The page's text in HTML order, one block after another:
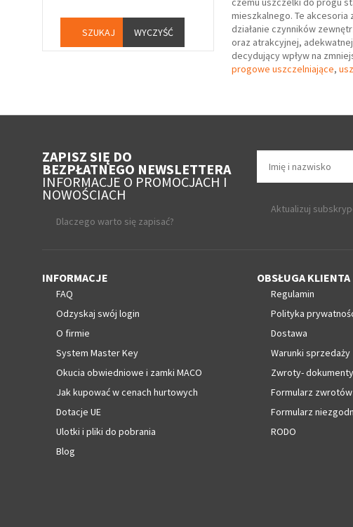
WYCZYŚĆ
mieszkalnego. Te
działanie czynników
oraz atrakcyjnej,
decydujący wpływ na
progowe uszczelniające,
ZAPISZ SIĘ DO
BEZPŁATNEGO NEWSLETTERA
INFORMACJE O PROMOCJACH I
NOWOŚCIACH
Dlaczego warto się zapisać?
Aktualizuj
INFORMACJE
FAQ
Odzyskaj swój login
O firmie
System Master Key
Okucia obwiedniowe i zamki MACO
Jak kupować w cenach hurtowych
Dotacje UE
Ulotki i pliki do pobrania
Blog
OBSŁUGA KLIENTA
Regulamin
Polityka
Dostawa
Warunki sprzedaży
Zwroty-
Formularz zwrotów
Formularz
RODO